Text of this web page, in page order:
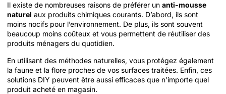
Il existe de nombreuses raisons de préférer un anti-mousse
naturel aux produits chimiques courants. D’abord, ils sont
moins nocifs pour l’environnement. De plus, ils sont souvent
beaucoup moins coûteux et vous permettent de réutiliser des
produits ménagers du quotidien.
En utilisant des méthodes naturelles, vous protégez également
la faune et la flore proches de vos surfaces traitées. Enfin, ces
solutions DIY peuvent être aussi efficaces que n’importe quel
produit acheté en magasin.